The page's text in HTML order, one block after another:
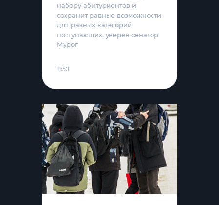
набору абитуриентов и
сохранит равные возможности
для разных категорий
поступающих, уверен сенатор
Мурог
11:50